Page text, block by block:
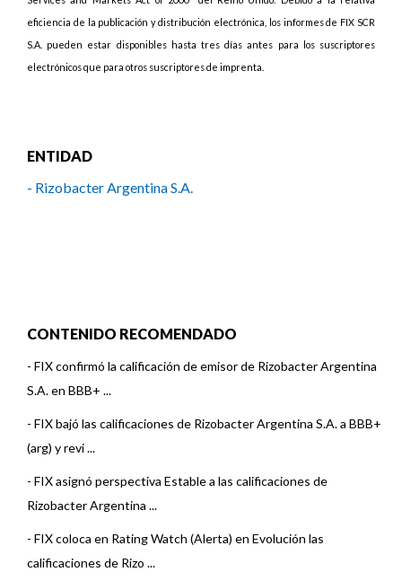
eficiencia de la publicación y distribución electrónica, los informes de FIX SCR
S.A. pueden estar disponibles hasta tres días antes para los suscriptores
electrónicos que para otros suscriptores de imprenta.
ENTIDAD
- Rizobacter Argentina S.A.
CONTENIDO RECOMENDADO
- FIX confirmó la calificación de emisor de Rizobacter Argentina
S.A. en BBB+ ...
- FIX bajó las calificaciones de Rizobacter Argentina S.A. a BBB+
(arg) y revi ...
- FIX asignó perspectiva Estable a las calificaciones de
Rizobacter Argentina ...
- FIX coloca en Rating Watch (Alerta) en Evolución las
calificaciones de Rizo ...